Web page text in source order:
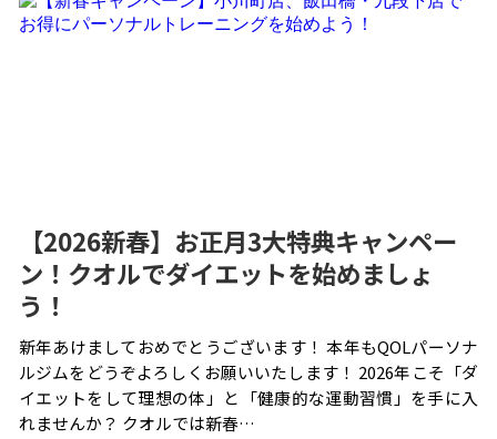
【2026新春】お正月3大特典キャンペー
ン！クオルでダイエットを始めましょ
う！
新年あけましておめでとうございます！ 本年もQOLパーソナ
ルジムをどうぞよろしくお願いいたします！ 2026年こそ「ダ
イエットをして理想の体」と「健康的な運動習慣」を手に入
れませんか？ クオルでは新春…